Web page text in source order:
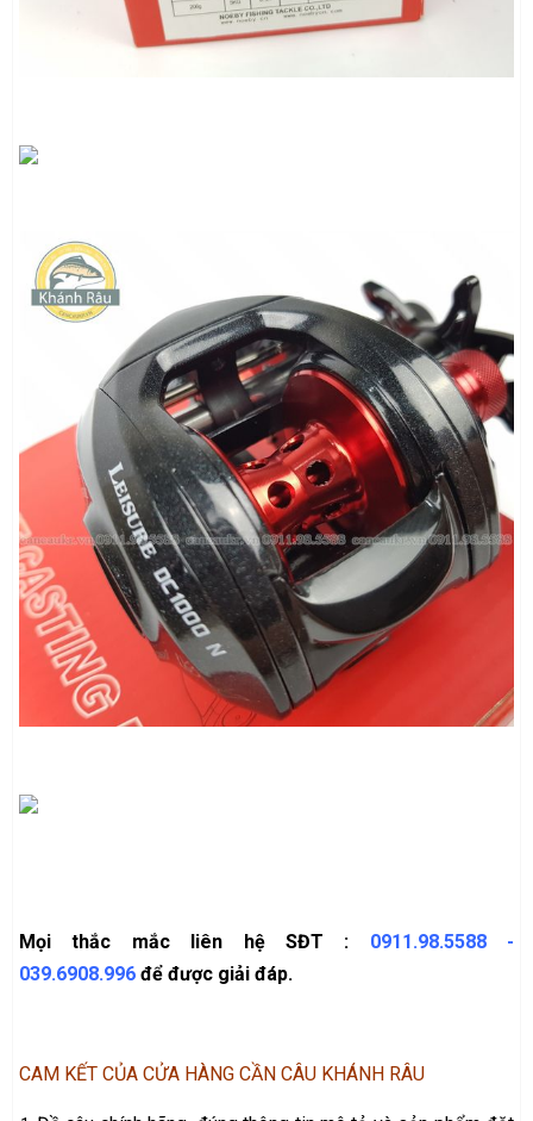
Mọi thắc mắc liên hệ SĐT : 0911.98.5588-
039.6908.996 để được giải đáp.
CAM KẾT CỦA CỬA HÀNG CẦN CÂU KHÁNH RÂU